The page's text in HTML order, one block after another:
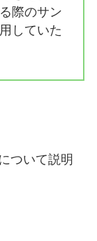
際のサン
していた
ついて説明